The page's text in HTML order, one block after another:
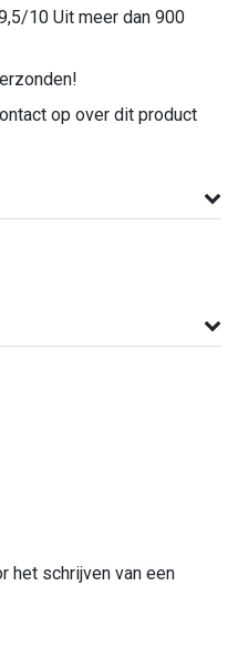
10 Uit meer dan 900
op over dit product
het schrijven van een